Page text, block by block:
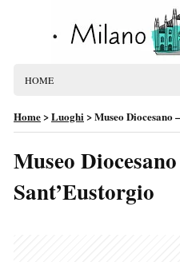
HOME
Home>Luoghi>Museo Diocesano
Museo
Sant’Eustorgio